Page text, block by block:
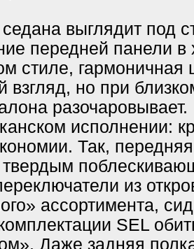
выглядит под
передней панели в
стиле, гармоничная
взгляд, но при
исполнении:
Так,
из
ассортимента,
SEL
Даже задняя